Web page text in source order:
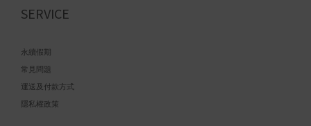
SERVICE
永續假期
常見問題
運送及付款方式
隱私權政策